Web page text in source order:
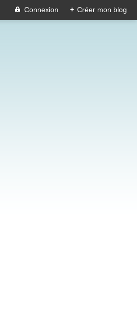
Connexion + Créer mon blog